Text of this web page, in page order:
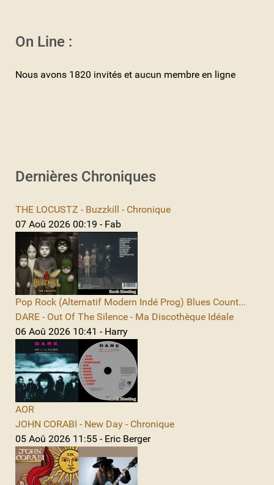
On Line :
Nous avons 1820 invités et aucun membre en ligne
Dernières Chroniques
THE LOCUSTZ - Buzzkill - Chronique
07 Aoû 2026 00:19 - Fab
Pop Rock (Alternatif Modern Indé Prog) Blues Count...
DARE - Out Of The Silence - Ma Discothèque Idéale
06 Aoû 2026 10:41 - Harry
AOR
JOHN CORABI - New Day - Chronique
05 Aoû 2026 11:55 - Eric Berger